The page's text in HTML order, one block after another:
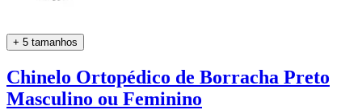
+ 5 tamanhos
Chinelo Ortopédico de Borracha Preto
Masculino ou Feminino